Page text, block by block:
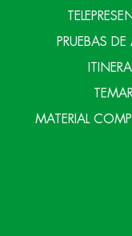
PRUEBAS
MATERIAL